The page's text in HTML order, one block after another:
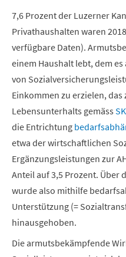
7,6 Prozent der Luzerner
Privathaushalten waren
verfügbare Daten).
einem Haushalt lebt, dem
von
Einkommen zu erzielen, das
Lebensunterhalts gemäss
die Entrichtung
etwa der wirtschaftlichen
Ergänzungsleistungen zur
Anteil auf 3,5 Prozent. Über
wurde also mithilfe
Unterstützung (=
hinausgehoben.
Die armutsbekämpfende